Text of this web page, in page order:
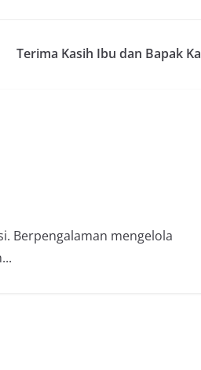
Terima Kasih Ibu dan Bapak
Berpengalaman mengelola